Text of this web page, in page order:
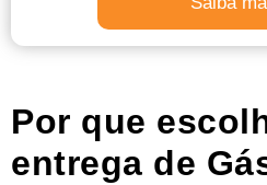
Por que
entrega de